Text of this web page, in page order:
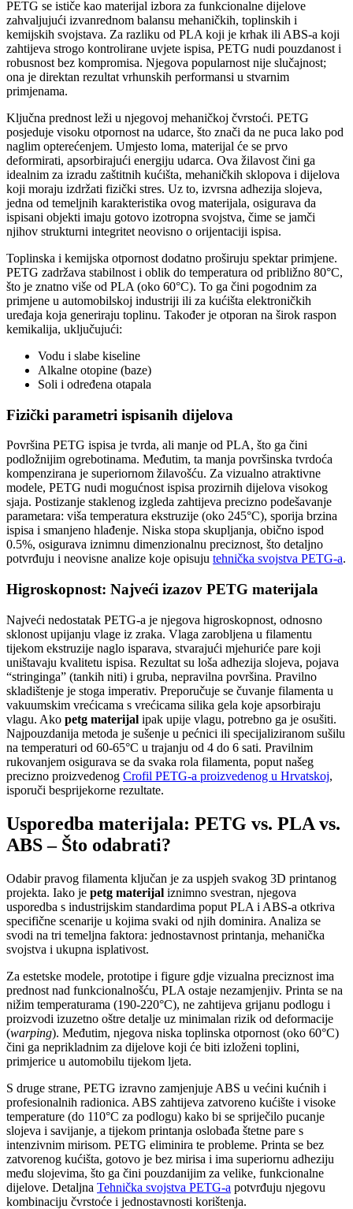
PETG se ističe kao materijal izbora za funkcionalne dijelove
zahvaljujući izvanrednom balansu mehaničkih, toplinskih i
kemijskih svojstava. Za razliku od PLA koji je krhak ili ABS-a koji
zahtijeva strogo kontrolirane uvjete ispisa, PETG nudi pouzdanost i
robusnost bez kompromisa. Njegova popularnost nije slučajnost;
ona je direktan rezultat vrhunskih performansi u stvarnim
primjenama.
Ključna prednost leži u njegovoj mehaničkoj čvrstoći. PETG
posjeduje visoku otpornost na udarce, što znači da ne puca lako pod
naglim opterećenjem. Umjesto loma, materijal će se prvo
deformirati, apsorbirajući energiju udarca. Ova žilavost čini ga
idealnim za izradu zaštitnih kućišta, mehaničkih sklopova i dijelova
koji moraju izdržati fizički stres. Uz to, izvrsna adhezija slojeva,
jedna od temeljnih karakteristika ovog materijala, osigurava da
ispisani objekti imaju gotovo izotropna svojstva, čime se jamči
njihov strukturni integritet neovisno o orijentaciji ispisa.
Toplinska i kemijska otpornost dodatno proširuju spektar primjene.
PETG zadržava stabilnost i oblik do temperatura od približno 80°C,
što je znatno više od PLA (oko 60°C). To ga čini pogodnim za
primjene u automobilskoj industriji ili za kućišta elektroničkih
uređaja koja generiraju toplinu. Također je otporan na širok raspon
kemikalija, uključujući:
Vodu i slabe kiseline
Alkalne otopine (baze)
Soli i određena otapala
Fizički parametri ispisanih dijelova
Površina PETG ispisa je tvrda, ali manje od PLA, što ga čini
podložnijim ogrebotinama. Međutim, ta manja površinska tvrdoća
kompenzirana je superiornom žilavošću. Za vizualno atraktivne
modele, PETG nudi mogućnost ispisa prozirnih dijelova visokog
sjaja. Postizanje staklenog izgleda zahtijeva precizno podešavanje
parametara: viša temperatura ekstruzije (oko 245°C), sporija brzina
ispisa i smanjeno hlađenje. Niska stopa skupljanja, obično ispod
0.5%, osigurava iznimnu dimenzionalnu preciznost, što detaljno
potvrđuju i neovisne analize koje opisuju tehnička svojstva PETG-a.
Higroskopnost: Najveći izazov PETG materijala
Najveći nedostatak PETG-a je njegova higroskopnost, odnosno
sklonost upijanju vlage iz zraka. Vlaga zarobljena u filamentu
tijekom ekstruzije naglo isparava, stvarajući mjehuriće pare koji
uništavaju kvalitetu ispisa. Rezultat su loša adhezija slojeva, pojava
“stringinga” (tankih niti) i gruba, nepravilna površina. Pravilno
skladištenje je stoga imperativ. Preporučuje se čuvanje filamenta u
vakuumskim vrećicama s vrećicama silika gela koje apsorbiraju
vlagu. Ako petg materijal ipak upije vlagu, potrebno ga je osušiti.
Najpouzdanija metoda je sušenje u pećnici ili specijaliziranom sušilu
na temperaturi od 60-65°C u trajanju od 4 do 6 sati. Pravilnim
rukovanjem osigurava se da svaka rola filamenta, poput našeg
precizno proizvedenog Crofil PETG-a proizvedenog u Hrvatskoj,
isporuči besprijekorne rezultate.
Usporedba materijala: PETG vs. PLA vs.
ABS – Što odabrati?
Odabir pravog filamenta ključan je za uspjeh svakog 3D printanog
projekta. Iako je petg materijal iznimno svestran, njegova
usporedba s industrijskim standardima poput PLA i ABS-a otkriva
specifične scenarije u kojima svaki od njih dominira. Analiza se
svodi na tri temeljna faktora: jednostavnost printanja, mehanička
svojstva i ukupna isplativost.
Za estetske modele, prototipe i figure gdje vizualna preciznost ima
prednost nad funkcionalnošću, PLA ostaje nezamjenjiv. Printa se na
nižim temperaturama (190-220°C), ne zahtijeva grijanu podlogu i
proizvodi izuzetno oštre detalje uz minimalan rizik od deformacije
(warping). Međutim, njegova niska toplinska otpornost (oko 60°C)
čini ga neprikladnim za dijelove koji će biti izloženi toplini,
primjerice u automobilu tijekom ljeta.
S druge strane, PETG izravno zamjenjuje ABS u većini kućnih i
profesionalnih radionica. ABS zahtijeva zatvoreno kućište i visoke
temperature (do 110°C za podlogu) kako bi se spriječilo pucanje
slojeva i savijanje, a tijekom printanja oslobađa štetne pare s
intenzivnim mirisom. PETG eliminira te probleme. Printa se bez
zatvorenog kućišta, gotovo je bez mirisa i ima superiornu adheziju
među slojevima, što ga čini pouzdanijim za velike, funkcionalne
dijelove. Detaljna Tehnička svojstva PETG-a potvrđuju njegovu
kombinaciju čvrstoće i jednostavnosti korištenja.